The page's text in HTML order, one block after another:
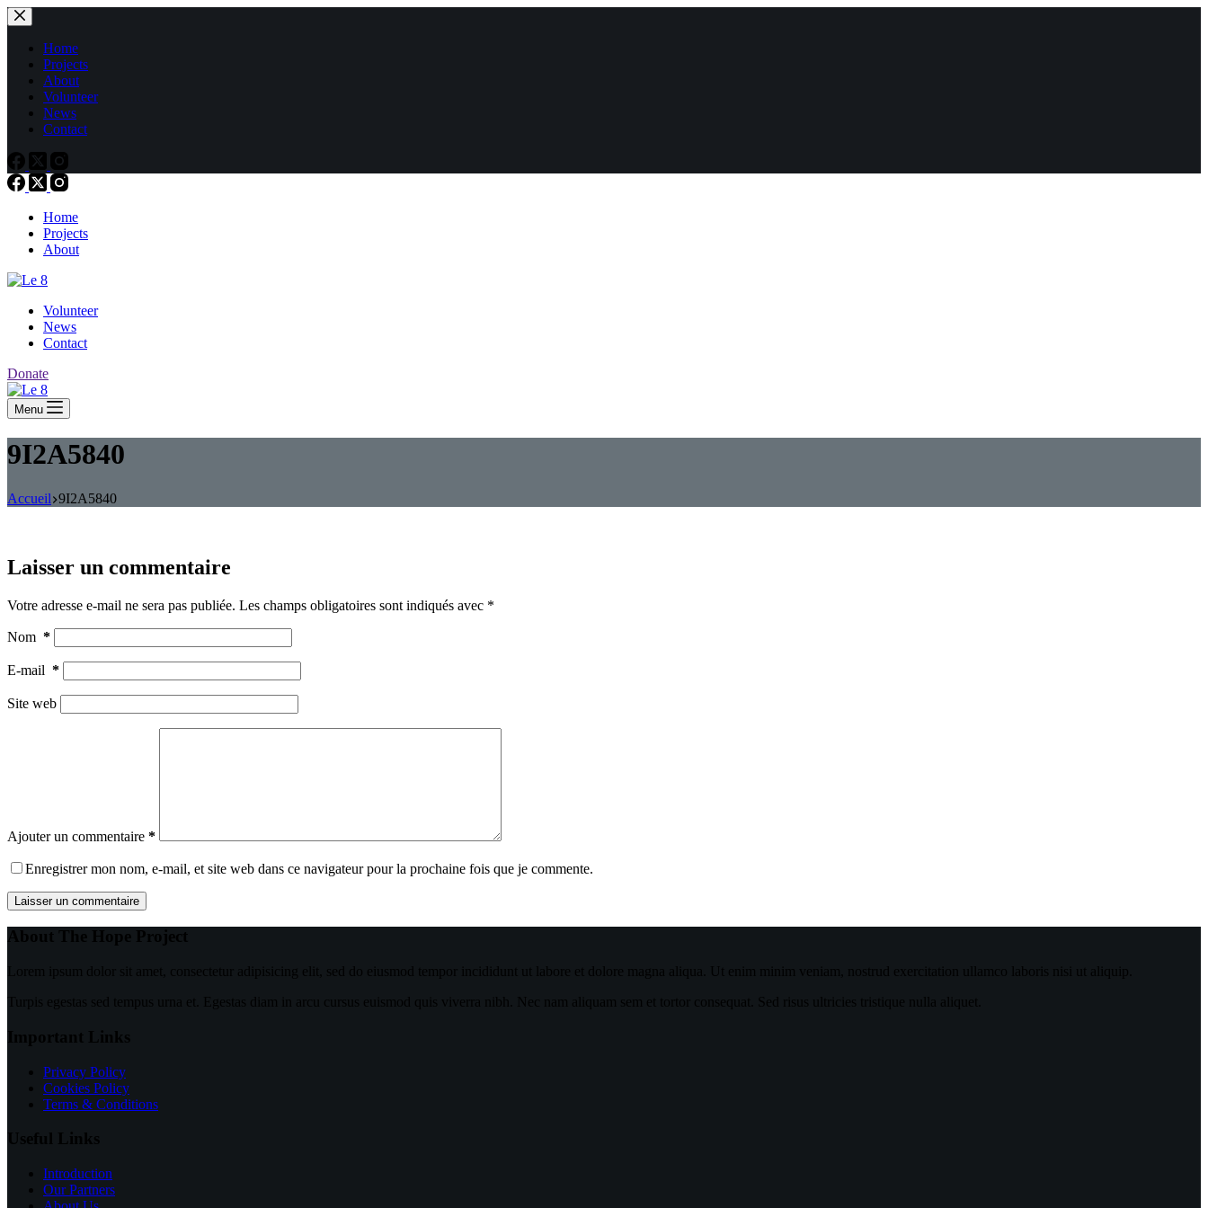
Passer
au
contenuHome
Projects
About
Volunteer
News
Contact
Home
Projects
About
Volunteer
News
Contact
Donate
Menu
9I2A5840
Accueil 9I2A5840
Laisser un commentaire
Votre adresse e-mail ne sera pas publiée. Les champs obligatoires sont indiqués avec *
Nom *
E-mail *
Site web
Ajouter un commentaire *
Enregistrer mon nom, e-mail, et site web dans ce navigateur pour la prochaine fois que je commente.
Laisser un commentaire
About The Hope Project
Lorem ipsum dolor sit amet, consectetur adipisicing elit, sed do eiusmod tempor incididunt ut labore et dolore magna aliqua. Ut enim minim veniam, nostrud exercitation ullamco laboris nisi ut aliquip.
Turpis egestas sed tempus urna et. Egestas diam in arcu cursus euismod quis viverra nibh. Nec nam aliquam sem et tortor consequat. Sed risus ultricies tristique nulla aliquet.
Important Links
Privacy Policy
Cookies Policy
Terms & Conditions
Useful Links
Introduction
Our Partners